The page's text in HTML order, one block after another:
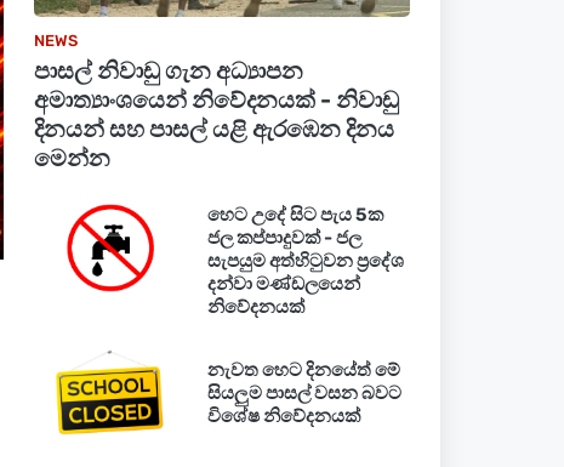
NEWS
පාසල් නිවාඩු ගැන අධ්‍යාපන
අමාත්‍යාංශයෙන් නිවේදනයක් - නිවාඩු
දිනයන් සහ පාසල් යළි ඇරඹෙන දිනය
මෙන්න
හෙට උදේ සිට පැය 5ක
ජල කප්පාදුවක් - ජල
සැපයුම අත්හිටුවන ප්‍රදේශ
දන්වා මණ්ඩලයෙන්
නිවේදනයක්
නැවත හෙට දිනයේත් මේ
සියලුම පාසල් වසන බවට
විශේෂ නිවේදනයක්